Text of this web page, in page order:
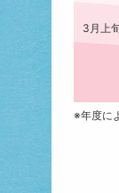
3月上
※年度に